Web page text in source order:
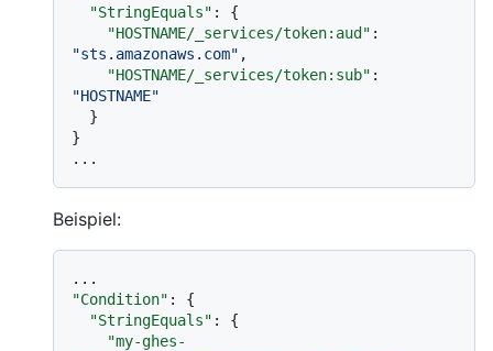
"StringEquals" :
{
"HOSTNAME/_services/token:aud" :
"sts.amazonaws.com" ,
"HOSTNAME/_services/token:sub" :
"HOSTNAME"
}
}
Beispiel:
"Condition" :
{
"StringEquals" :
{
"my-ghes-